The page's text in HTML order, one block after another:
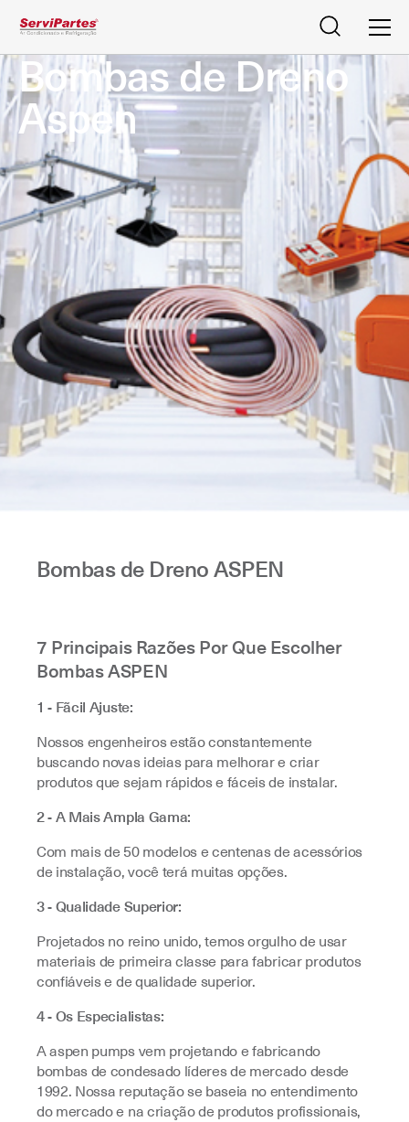
Pesquisar
Bombas de Dreno
Aspen
Bombas de Dreno ASPEN
7 Principais Razões Por Que Escolher
Bombas ASPEN
1 - Fãcil Ajuste:
Nossos engenheiros estão constantemente
buscando novas ideias para melhorar e criar
produtos que sejam rápidos e fáceis de instalar.
2 - A Mais Ampla Gama:
Com mais de 50 modelos e centenas de acessórios
de instalação, você terá muitas opções.
3 - Qualidade Superior:
Projetados no reino unido, temos orgulho de usar
materiais de primeira classe para fabricar produtos
confiáveis e de qualidade superior.
4 - Os Especialistas:
A aspen pumps vem projetando e fabricando
bombas de condesado líderes de mercado desde
1992. Nossa reputação se baseia no entendimento
do mercado e na criação de produtos profissionais,